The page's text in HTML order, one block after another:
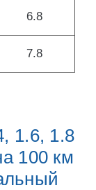
6.8
7.8
1.6, 1.8
100 км